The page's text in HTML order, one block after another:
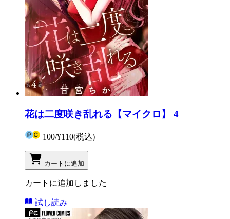
花は二度咲き乱れる【マイクロ】 4
100/¥110(税込)
カートに追加
カートに追加しました
試し読み